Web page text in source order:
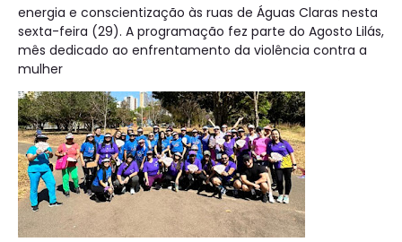
energia e conscientização às ruas de Águas Claras nesta
sexta-feira (29). A programação fez parte do Agosto Lilás,
mês dedicado ao enfrentamento da violência contra a
mulher